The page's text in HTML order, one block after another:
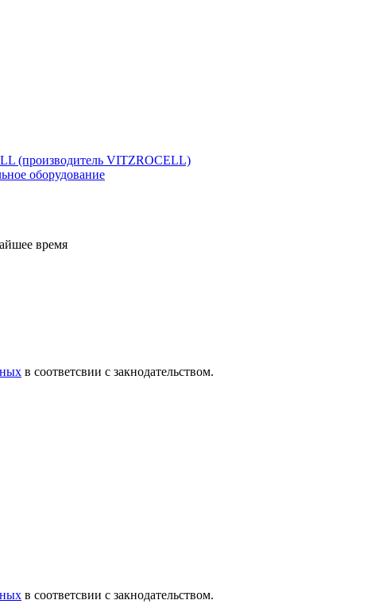
(производитель VITZROCELL)
оборудование
время
в соответсвии с закнодательством.
в соответсвии с закнодательством.